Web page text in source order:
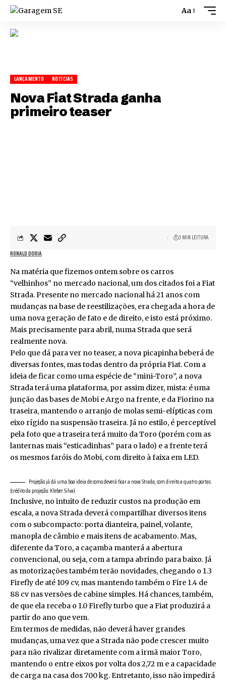
Aa
LANÇAMENTO NOTÍCIAS
Nova Fiat Strada ganha
primeiro teaser
RONALD DORIA
3 MIN LEITURA
Na matéria que fizemos ontem sobre os carros
“velhinhos” no mercado nacional, um dos citados foi a Fiat
Strada. Presente no mercado nacional há 21 anos com
mudanças na base de reestilizações, era chegada a hora de
uma nova geração de fato e de direito, e isto está próximo.
Mais precisamente para abril, numa Strada que será
realmente nova.
Pelo que dá para ver no teaser, a nova picapinha beberá de
diversas fontes, mas todas dentro da própria Fiat. Com a
ideia de ficar como uma espécie de “mini-Toro”, a nova
Strada terá uma plataforma, por assim dizer, mista: é uma
junção das bases de Mobi e Argo na frente, e da Fiorino na
traseira, mantendo o arranjo de molas semi-elípticas com
eixo rígido na suspensão traseira. Já no estilo, é perceptível
pela foto que a traseira terá muito da Toro (porém com as
lanternas mais “esticadinhas” para o lado) e a frente terá
os mesmos faróis do Mobi, com direito à faixa em LED.
Projeção já dá uma boa ideia de como deverá ficar a nova Strada, com direito a quatro portas
(crédito da projeção: Kleber Silva)
Inclusive, no intuito de reduzir custos na produção em
escala, a nova Strada deverá compartilhar diversos itens
com o subcompacto: porta dianteira, painel, volante,
manopla de câmbio e mais itens de acabamento. Mas,
diferente da Toro, a caçamba manterá a abertura
convencional, ou seja, com a tampa abrindo para baixo. Já
as motorizações também terão novidades, chegando o 1.3
Firefly de até 109 cv, mas mantendo também o Fire 1.4 de
88 cv nas versões de cabine simples. Há chances, também,
de que ela receba o 1.0 Firefly turbo que a Fiat produzirá a
partir do ano que vem.
Em termos de medidas, não deverá haver grandes
mudanças, uma vez que a Strada não pode crescer muito
para não rivalizar diretamente com a irmã maior Toro,
mantendo o entre eixos por volta dos 2,72 m e a capacidade
de carga na casa dos 700 kg. Entretanto, isso não impedirá